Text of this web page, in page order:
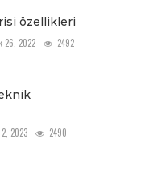
özellikleri
26, 2022 2492
2023 2490